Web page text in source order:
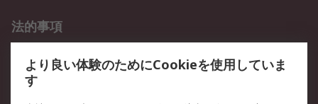
法的事項
クッキーポリシー
より良い体験のためにCookieを使用していま
す